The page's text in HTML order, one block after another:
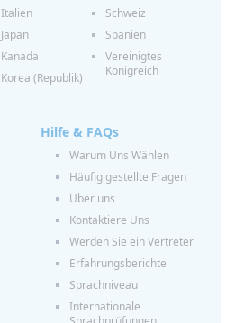
Italien
Japan
Kanada
Korea (Republik)
Schweiz
Spanien
Vereinigtes
Königreich
Hilfe & FAQs
Warum Uns Wählen
Häufig gestellte Fragen
Über uns
Kontaktiere Uns
Werden Sie ein Vertreter
Erfahrungsberichte
Sprachniveau
Internationale